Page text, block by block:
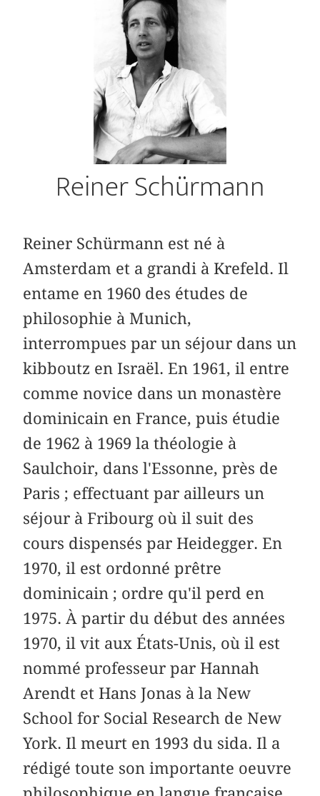
Reiner Schürmann
Reiner Schürmann est né à
Amsterdam et a grandi à Krefeld. Il
entame en 1960 des études de
philosophie à Munich,
interrompues par un séjour dans un
kibboutz en Israël. En 1961, il entre
comme novice dans un monastère
dominicain en France, puis étudie
de 1962 à 1969 la théologie à
Saulchoir, dans l'Essonne, près de
Paris ; effectuant par ailleurs un
séjour à Fribourg où il suit des
cours dispensés par Heidegger. En
1970, il est ordonné prêtre
dominicain ; ordre qu'il perd en
1975. À partir du début des années
1970, il vit aux États-Unis, où il est
nommé professeur par Hannah
Arendt et Hans Jonas à la New
School for Social Research de New
York. Il meurt en 1993 du sida. Il a
rédigé toute son importante oeuvre